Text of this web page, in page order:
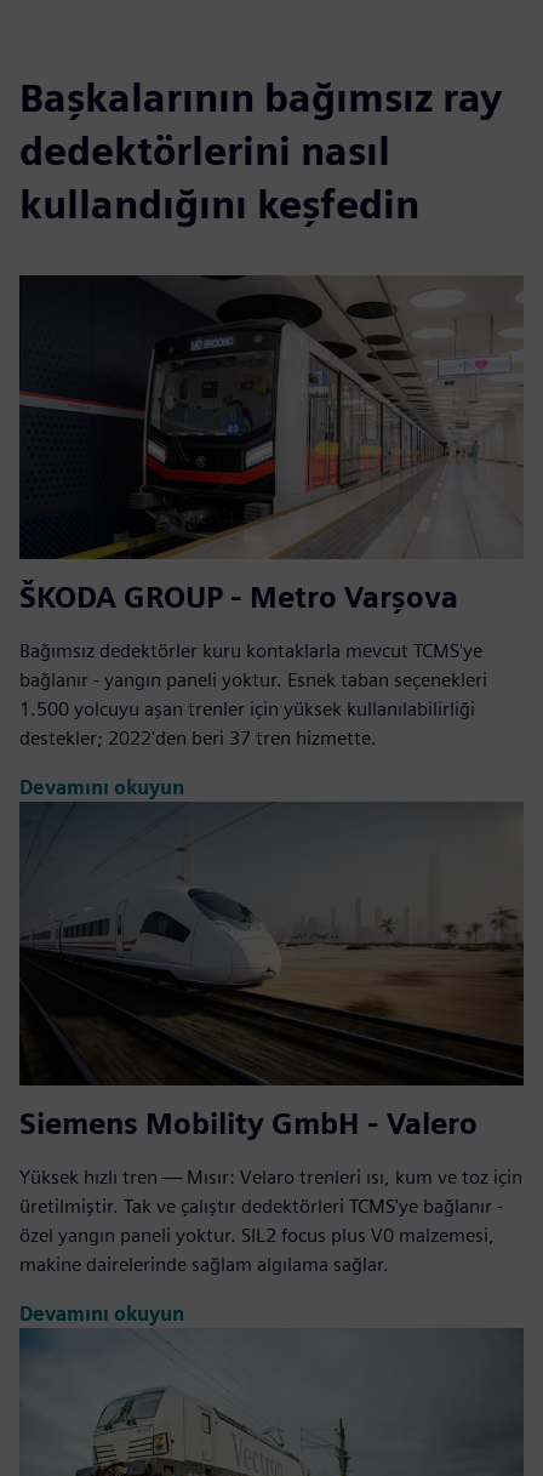
Başkalarının bağımsız ray
dedektörlerini nasıl
kullandığını keşfedin
ŠKODA GROUP - Metro Varşova
Bağımsız dedektörler kuru kontaklarla mevcut TCMS'ye
bağlanır - yangın paneli yoktur. Esnek taban seçenekleri
1.500 yolcuyu aşan trenler için yüksek kullanılabilirliği
destekler; 2022'den beri 37 tren hizmette.
Devamını okuyun
Siemens Mobility GmbH - Valero
Yüksek hızlı tren — Mısır: Velaro trenleri ısı, kum ve toz için
üretilmiştir. Tak ve çalıştır dedektörleri TCMS'ye bağlanır -
özel yangın paneli yoktur. SIL2 focus plus V0 malzemesi,
makine dairelerinde sağlam algılama sağlar.
Devamını okuyun